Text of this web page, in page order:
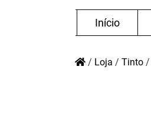
Início
/ Loja / Tinto /